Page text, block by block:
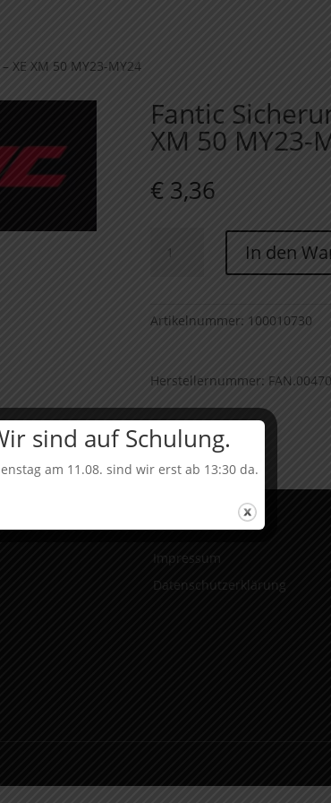
XE XM 50 MY23-MY24
Fantic
XM 50 MY23-
€3,36
Sicherungsscheibe
XE
MY23-
Menge
In den
Artikelnummer: 100010730
Herstellernummer:
Impressum
Datenschutzerklärung
sind auf Schulung.
am 11.08. sind wir erst ab 13:30 da.